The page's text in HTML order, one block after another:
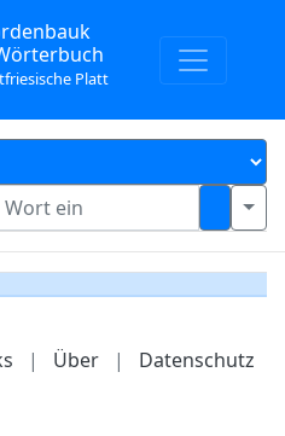
Platt
| Über | Datenschutz